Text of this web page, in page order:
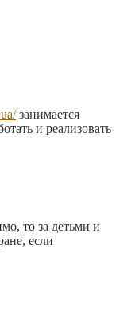
занимается
и реализовать
то за детьми и
если